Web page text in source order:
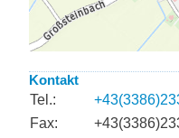
Kontakt
Tel.:
Fax: